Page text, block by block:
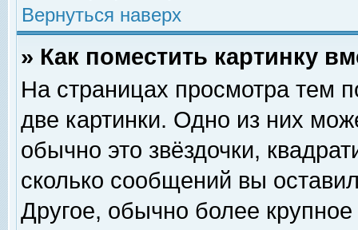
Вернуться наверх
» Как поместить картинку
На страницах просмотра тем
две картинки. Одно из них
обычно это звёздочки,
сколько сообщений вы
Другое, обычно более